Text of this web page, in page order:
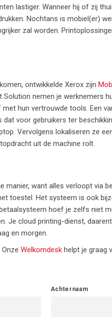
lastiger. Wanneer hij of zij
Nochtans is mobiel(er)
zal worden.
ontwikkelde Xerox zijn
Solution nemen je werknemers
hun vertrouwde tools. Een
voor gebruikers ter
Vervolgens lokaliseren ze
uit de machine rolt.
manier, want alles verloopt via
toestel. Het systeem is ook
hoef je zelfs niet
Je cloud printing-dienst,
en morgen.
Welkomdesk helpt je graag
Achternaam